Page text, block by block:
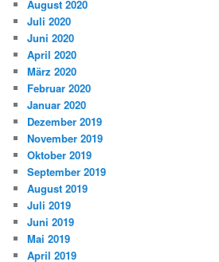
August 2020
Juli 2020
Juni 2020
April 2020
März 2020
Februar 2020
Januar 2020
Dezember 2019
November 2019
Oktober 2019
September 2019
August 2019
Juli 2019
Juni 2019
Mai 2019
April 2019